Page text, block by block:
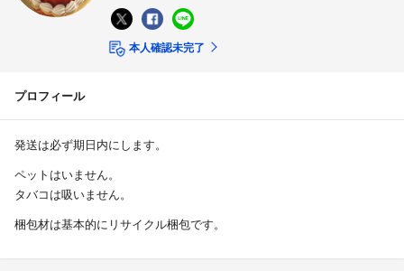
本人確認未完了
プロフィール
発送は必ず期日内にします。
ペットはいません。
タバコは吸いません。
梱包材は基本的にリサイクル梱包です。